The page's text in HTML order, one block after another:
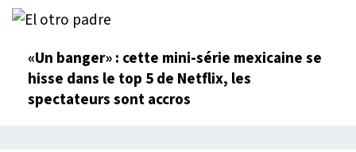
«Un banger» : cette mini-série mexicaine se
hisse dans le top 5 de Netflix, les
spectateurs sont accros